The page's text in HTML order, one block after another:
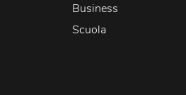
Business
Scuola